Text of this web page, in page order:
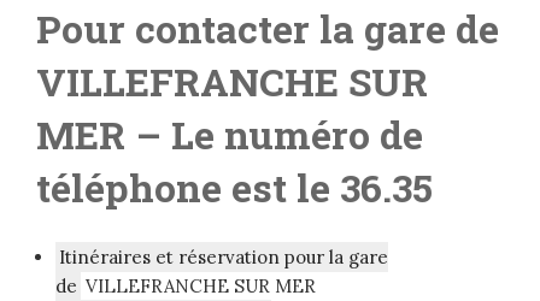
Pour contacter la gare de
VILLEFRANCHE SUR
MER – Le numéro de
téléphone est le 36.35
Itinéraires et réservation pour la gare
de VILLEFRANCHE SUR MER